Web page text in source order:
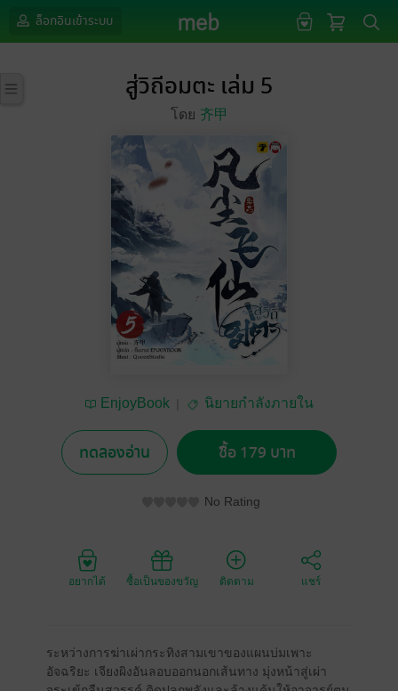
ล็อกอินเข้าระบบ
สู่วิถีอมตะ เล่ม 5
โดย 齐甲
EnjoyBook นิยายกำลังภายใน
ทดลองอ่าน ซื้อ 179 บาท
No Rating
อยากได้ ซื้อเป็นของขวัญ ติดตาม แชร์
ระหว่างการฆ่าเผ่ากระทิงสามเขาของแผนบ่มเพาะ
อัจฉริยะ เจียงผิงอันลอบออกนอกเส้นทาง มุ่งหน้าสู่เผ่า